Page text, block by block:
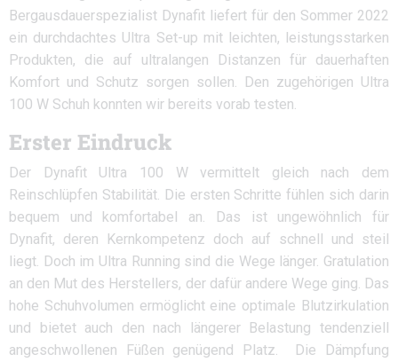
Bergausdauerspezialist Dynafit liefert für den Sommer 2022
ein durchdachtes Ultra Set-up mit leichten, leistungsstarken
Produkten, die auf ultralangen Distanzen für dauerhaften
Komfort und Schutz sorgen sollen. Den zugehörigen Ultra
100 W Schuh konnten wir bereits vorab testen.
Erster Eindruck
Der Dynafit Ultra 100 W vermittelt gleich nach dem
Reinschlüpfen Stabilität. Die ersten Schritte fühlen sich darin
bequem und komfortabel an. Das ist ungewöhnlich für
Dynafit, deren Kernkompetenz doch auf schnell und steil
liegt. Doch im Ultra Running sind die Wege länger. Gratulation
an den Mut des Herstellers, der dafür andere Wege ging. Das
hohe Schuhvolumen ermöglicht eine optimale Blutzirkulation
und bietet auch den nach längerer Belastung tendenziell
angeschwollenen Füßen genügend Platz.
Die Dämpfung